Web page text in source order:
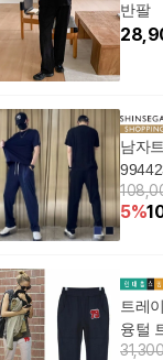
반팔
남자
5%
트레
융털